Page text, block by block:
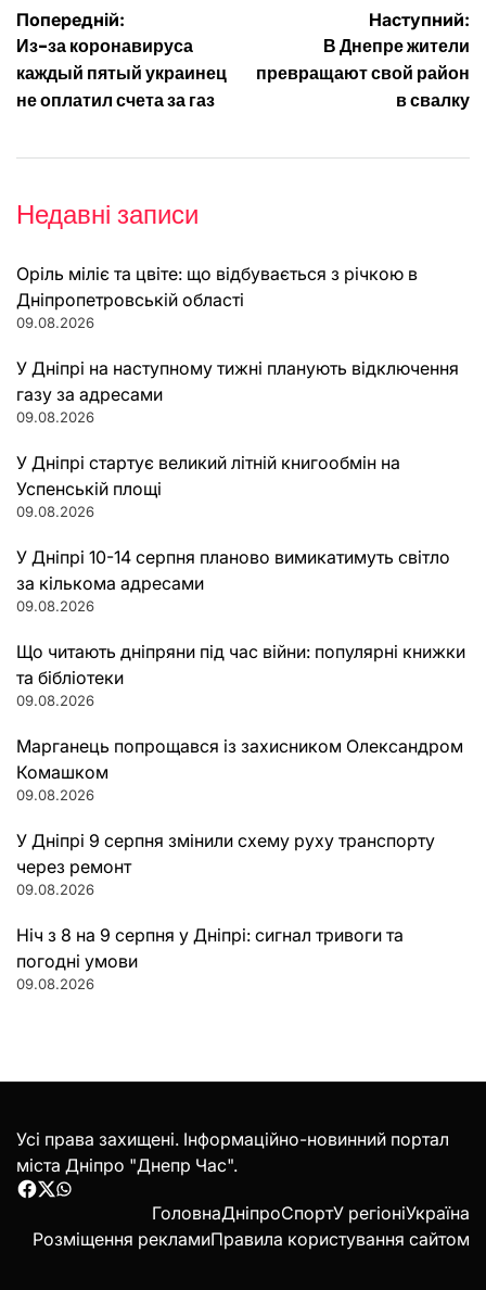
Навігація
записів
Попередній:
Из-за коронавируса
каждый пятый украинец
не оплатил счета за газ
Наступний:
В Днепре жители
превращают свой район
в свалку
Недавні записи
Оріль міліє та цвіте: що відбувається з річкою в
Дніпропетровській області
09.08.2026
У Дніпрі на наступному тижні планують відключення
газу за адресами
09.08.2026
У Дніпрі стартує великий літній книгообмін на
Успенській площі
09.08.2026
У Дніпрі 10-14 серпня планово вимикатимуть світло
за кількома адресами
09.08.2026
Що читають дніпряни під час війни: популярні книжки
та бібліотеки
09.08.2026
Марганець попрощався із захисником Олександром
Комашком
09.08.2026
У Дніпрі 9 серпня змінили схему руху транспорту
через ремонт
09.08.2026
Ніч з 8 на 9 серпня у Дніпрі: сигнал тривоги та
погодні умови
09.08.2026
Усі права захищені. Інформаційно-новинний портал
міста Дніпро "Днепр Час".
Facebook
Twitter
WhatsApp
ГоловнаДніпроСпортУ регіоніУкраїна
Розміщення рекламиПравила користування сайтом